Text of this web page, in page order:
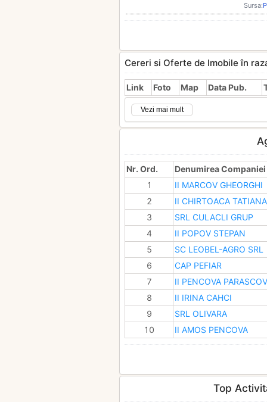
Sursa:
Cereri si Oferte de Imobile în
Link Foto Map Data Pub.
Vezi mai mult
Nr. Ord.
Denumirea Companiei
1
II MARCOV GHEORGHI
2
II CHIRTOACA TATIANA
3
SRL CULACLI GRUP
4
II POPOV STEPAN
5
SC LEOBEL-AGRO SRL
6
CAP PEFIAR
7
II PENCOVA
8
II IRINA CAHCI
9
SRL OLIVARA
10
II AMOS PENCOVA
Top